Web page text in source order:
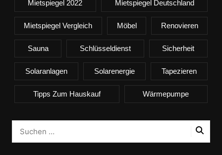
Mietspiegel 2022 Mietspiegel Deutschland
Mietspiegel Vergleich Möbel Renovieren
Sauna Schlüsseldienst Sicherheit
Solaranlagen Solarenergie Tapezieren
Tipps Zum Hauskauf Wärmepumpe